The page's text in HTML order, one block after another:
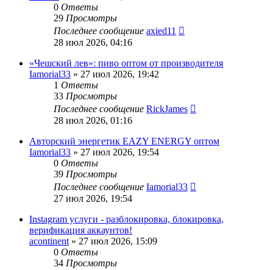
0 Ответы
29 Просмотры
Последнее сообщение axied11
28 июл 2026, 04:16
«Чешский лев»: пиво оптом от производителя
Iamorial33 » 27 июл 2026, 19:42
1 Ответы
33 Просмотры
Последнее сообщение RickJames
28 июл 2026, 01:16
Авторский энергетик EAZY ENERGY оптом
Iamorial33 » 27 июл 2026, 19:54
0 Ответы
39 Просмотры
Последнее сообщение Iamorial33
27 июл 2026, 19:54
Instagram услуги - разблокировка, блокировка,
верификация аккаунтов!
acontinent » 27 июл 2026, 15:09
0 Ответы
34 Просмотры